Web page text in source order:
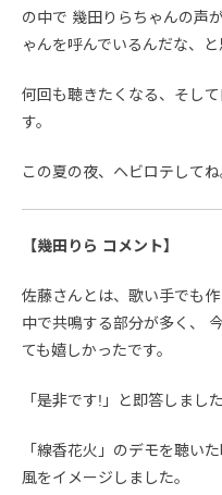
の中で 幾田りらちゃんの声
ゃんを呼んでいるんだな、と
何回も聴きたくなる、そし
す。
この夏の夜、ヘビロテしてね
【幾田りら コメント】
佐藤さんとは、歌い手でも
中で共鳴する部分が多く、
ても嬉しかったです。
「是非です!」と即答しました
「線香花火」のデモを聴い
風をイメージしました。